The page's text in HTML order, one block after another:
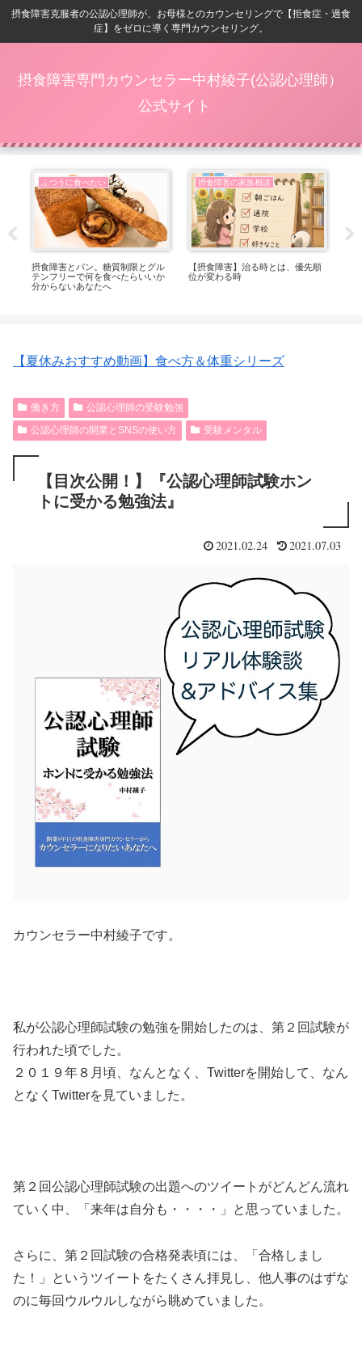
摂食障害克服者の公認心理師が、お母様とのカウンセリングで【拒食症・過食
症】をゼロに導く専門カウンセリング。
摂食障害専門カウンセラー中村綾子(公認心理師）
公式サイト
ふつうに食べたい
摂食障害とパン。糖質制限とグル
テンフリーで何を食べたらいいか
分からないあなたへ
摂食障害の家族相談
【摂食障害】治る時とは、優先順
位が変わる時
【夏休みおすすめ動画】食べ方＆体重シリーズ
働き方
公認心理師の受験勉強
公認心理師の開業とSNSの使い方
受験メンタル
【目次公開！】『公認心理師試験ホン
トに受かる勉強法』
2021.02.24 2021.07.03
カウンセラー中村綾子です。
私が公認心理師試験の勉強を開始したのは、第２回試験が
行われた頃でした。
２０１９年８月頃、なんとなく、Twitterを開始して、なん
となくTwitterを見ていました。
第２回公認心理師試験の出題へのツイートがどんどん流れ
ていく中、「来年は自分も・・・・」と思っていました。
さらに、第２回試験の合格発表頃には、「合格しまし
た！」というツイートをたくさん拝見し、他人事のはずな
のに毎回ウルウルしながら眺めていました。